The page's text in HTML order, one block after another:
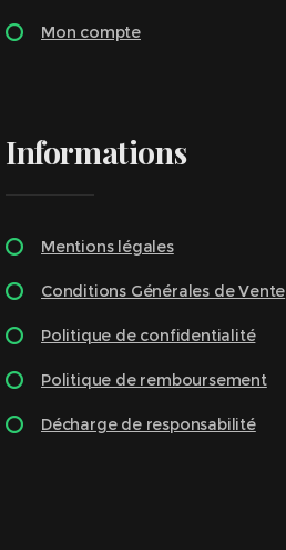
Mon compte
Informations
Mentions légales
Conditions Générales de Vente
Politique de confidentialité
Politique de remboursement
Décharge de responsabilité